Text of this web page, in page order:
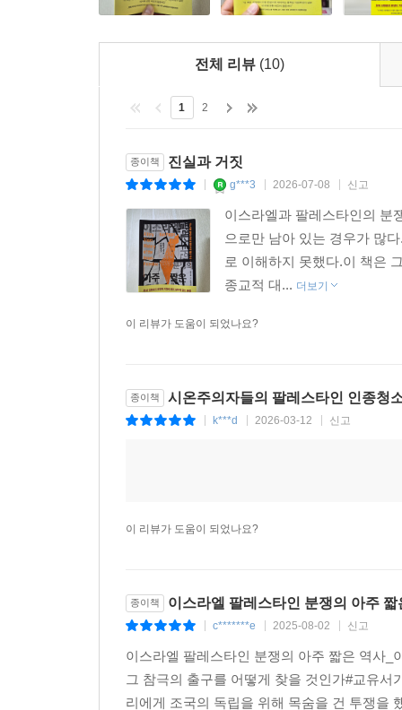
아랍 대항쟁 시대 : 시온주의자들의 국가 선언
1936년, 팔레스타인 지도부는 총파업을 이끌었
위해 야파 구시가지를 폭격했다. 팔레스타인인
시온주의자들은 미국이 세계 강대국으로 대두되
유대인들 25만 명의 거취를 정하는 데에만 힘을 썼
팔레스타인인의 실향과 참상 : 나크바의 시작
유대 국가를 수립하기 위한 시온주의자들의
팔레스타인인들이 국제적 정당성을 확보하려
팔레스타인인들에게는 대재앙 나크바가 시작된
시온주의 압력 집단은 팔레스타인을 유대 국가
약속하는 유엔 헌장에 서명한 국제 사회가 재앙으
유대 공동체 지도자 벤-구리온과 협력자들은
지역에서 종족 청소를 시작했다. 처음에 시온주
종족 청소를 정당화했다. 하지만 1948년 2월 말
작전을 펼치기 시작했다. 위임 통치가 공식적
전체 리뷰 (10)
1 2
종이책 진실과 거짓
g***3 2026-07-08 신고
이스라엘과 팔레스타인의 분
으로만 남아 있는 경우가 많
로 이해하지 못했다.이 책은
종교적 대... 더보기
이 리뷰가 도움이 되었나요?
종이책 시온주의자들의 팔레스타인 인종청
k***d 2026-03-12 신고
이 리뷰가 도움이 되었나요?
종이책 이스라엘 팔레스타인 분쟁의 아주 짧
c*******e 2025-08-02 신고
이스라엘 팔레스타인 분쟁의 아주 짧은 역사
그 참극의 출구를 어떻게 찾을 것인가#교유
리에게 조국의 독립을 위해 목숨을 건 투쟁을